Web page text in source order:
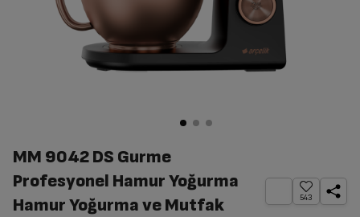
MM 9042 DS Gurme
Profesyonel Hamur Yoğurma
Hamur Yoğurma ve Mutfak
543